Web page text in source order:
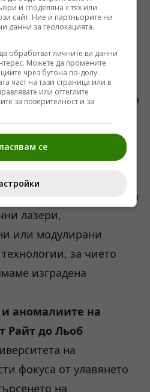
Разбира се,
прозаични фактори:
затихването на
среда и фактът, че
едва нищожна част от
Тартър често използва
ни до момента се
на една чаша вода
Търсенето е
около теснолентови
напреднала система
лазери,
или модулирани
за чието
изградена
аномалиите на
Райт до Льоб
на
фокуса от улавянето
на
и споделяна с тях или
сайт. Ние и партньорите ни
данни за геолокацията.
обработват личните ви данни
Можете да промените
чрез бутона по-долу.
част на тази страница или в
или оттеглите
за поверителност и за
се